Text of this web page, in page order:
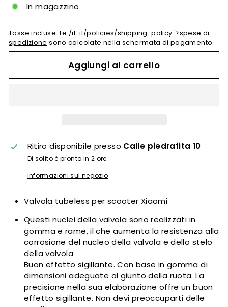
In magazzino
Tasse incluse. Le /it-it/policies/shipping-policy '>spese di
spedizione sono calcolate nella schermata di pagamento.
Aggiungi al carrello
Ritiro disponibile presso Calle piedrafita 10
Di solito è pronto in 2 ore
informazioni sul negozio
Valvola tubeless per scooter Xiaomi
Questi nuclei della valvola sono realizzati in
gomma e rame, il che aumenta la resistenza alla
corrosione del nucleo della valvola e dello stelo
della valvola
Buon effetto sigillante. Con base in gomma di
dimensioni adeguate al giunto della ruota. La
precisione nella sua elaborazione offre un buon
effetto sigillante. Non devi preoccuparti delle